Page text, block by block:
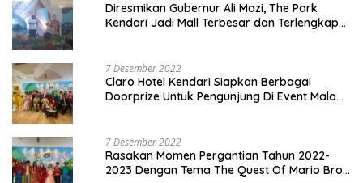
Diresmikan Gubernur Ali Mazi, The Park
Kendari Jadi Mall Terbesar dan Terlengkap
7 Desember 2022
Claro Hotel Kendari Siapkan Berbagai
Doorprize Untuk Pengunjung Di Event Malam
7 Desember 2022
Rasakan Momen Pergantian Tahun 2022-
2023 Dengan Tema The Quest Of Mario Bros